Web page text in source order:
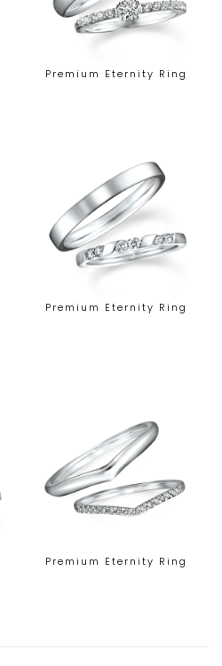
Premium Eternity Ring
Premium Eternity Ring
Premium Eternity Ring